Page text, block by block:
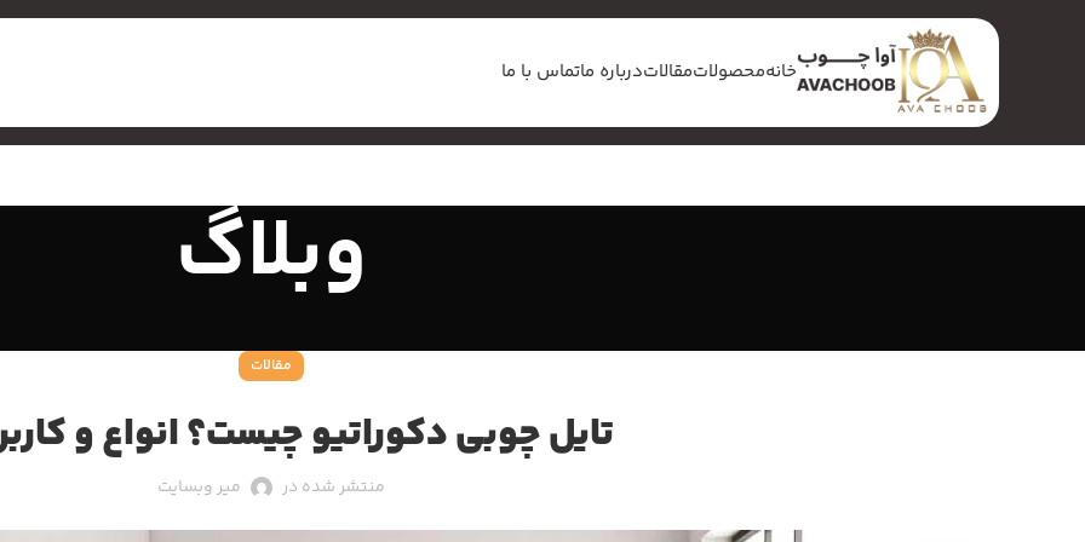
خانهمحصولاتمقالاتدرباره ماتماس با ما
وبلاگ
مقالات
تایل چوبی دکوراتیو چیست؟ انواع و
منتشر شده در میر وبسایت